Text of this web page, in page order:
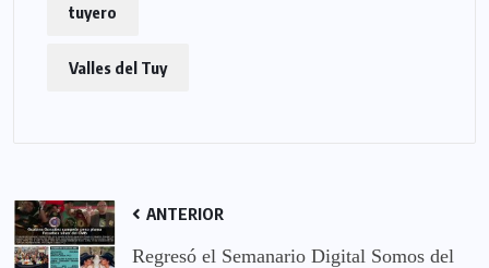
tuyero
Valles del Tuy
ANTERIOR
Regresó el Semanario Digital Somos del